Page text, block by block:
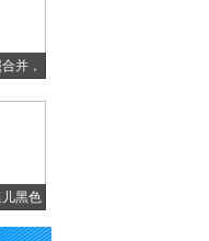
并，
黑色